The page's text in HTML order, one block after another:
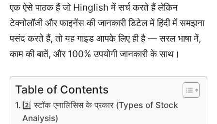
एक ऐसे पाठक हैं जो Hinglish में सर्च करते हैं लेकिन
टेक्नोलॉजी और फाइनेंस की जानकारी डिटेल में हिंदी में समझना
पसंद करते हैं, तो यह गाइड आपके लिए ही है — सरल भाषा में,
काम की बातें, और 100% उपयोगी जानकारी के साथ।
Table of Contents
2️⃣ स्टॉक एनालिसिस के प्रकार (Types of Stock
Analysis)